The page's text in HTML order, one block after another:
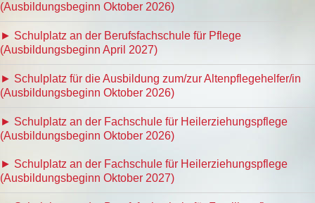
(Ausbildungsbeginn Oktober 2026)
► Schulplatz an der Berufsfachschule für Pflege
(Ausbildungsbeginn April 2027)
► Schulplatz für die Ausbildung zum/zur Altenpflegehelfer/in
(Ausbildungsbeginn Oktober 2026)
► Schulplatz an der Fachschule für Heilerziehungspflege
(Ausbildungsbeginn Oktober 2026)
► Schulplatz an der Fachschule für Heilerziehungspflege
(Ausbildungsbeginn Oktober 2027)